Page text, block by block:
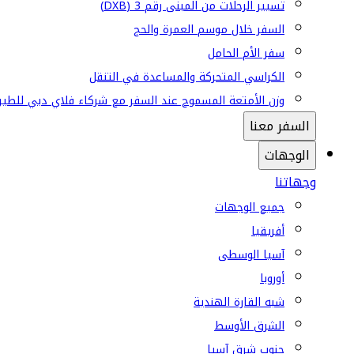
تسيير الرحلات من المبنى رقم 3 (DXB)
السفر خلال موسم العمرة والحج
سفر الأم الحامل
الكراسي المتحركة والمساعدة في التنقل
وزن الأمتعة المسموح عند السفر مع شركاء فلاي دبي
السفر معنا
الوجهات
وجهاتنا
جميع الوجهات
أفريقيا
آسيا الوسطى
أوروبا
شبه القارة الهندية
الشرق الأوسط
جنوب شرق آسيا